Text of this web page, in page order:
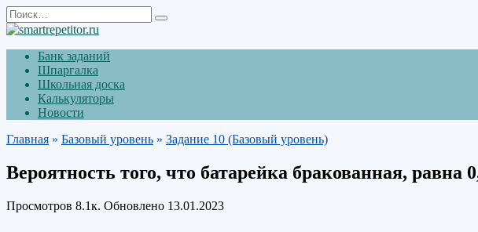
Перейти
к
содержанию
Search
for:
Банк заданий
Шпаргалка
Школьная доска
Калькуляторы
Новости
Главная » Базовый уровень » Задание 10 (Базовый уровень)
Вероятность того, что батарейка бракованная, равна
Просмотров 8.1к. Обновлено 13.01.2023